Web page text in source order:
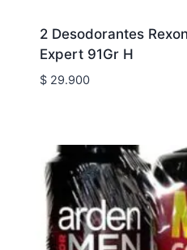
2 Desodorantes
Expert 91Gr H
$29.900